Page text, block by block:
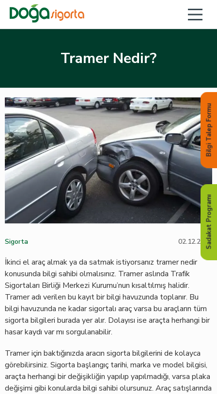
Tramer Nedir?
Sigorta 02.12.2022
İkinci el araç almak ya da satmak istiyorsanız tramer nedir
konusunda bilgi sahibi olmalısınız. Tramer aslında Trafik
Sigortaları Birliği Merkezi Kurumu’nun kısaltılmış halidir.
Tramer adı verilen bu kayıt bir bilgi havuzunda toplanır. Bu
bilgi havuzunda ne kadar sigortalı araç varsa bu araçların tüm
sigorta bilgileri burada yer alır. Dolayısı ise araçta herhangi bir
hasar kaydı var mı sorgulanabilir.
Tramer için baktığınızda aracın sigorta bilgilerini de kolayca
görebilirsiniz. Sigorta başlangıç tarihi, marka ve model bilgisi,
araçta herhangi bir değişikliğin yapılıp yapılmadığı, varsa plaka
değişimi gibi konularda bilgi sahibi olursunuz. Araç satışlarında
Bilgi Talep Formu
Sadakat Programı